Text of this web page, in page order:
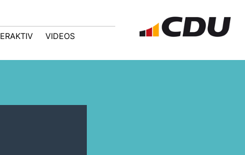
VIDEOS